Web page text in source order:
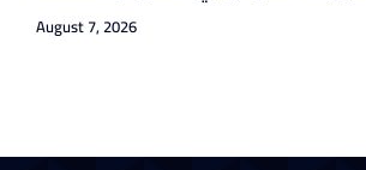
August 7, 2026